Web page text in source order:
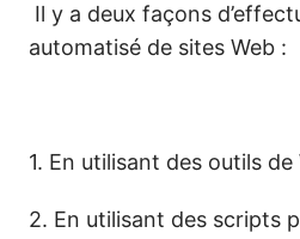
Il y a deux façons
automatisé de sites Web :
1. En utilisant des outils
2. En utilisant des scripts